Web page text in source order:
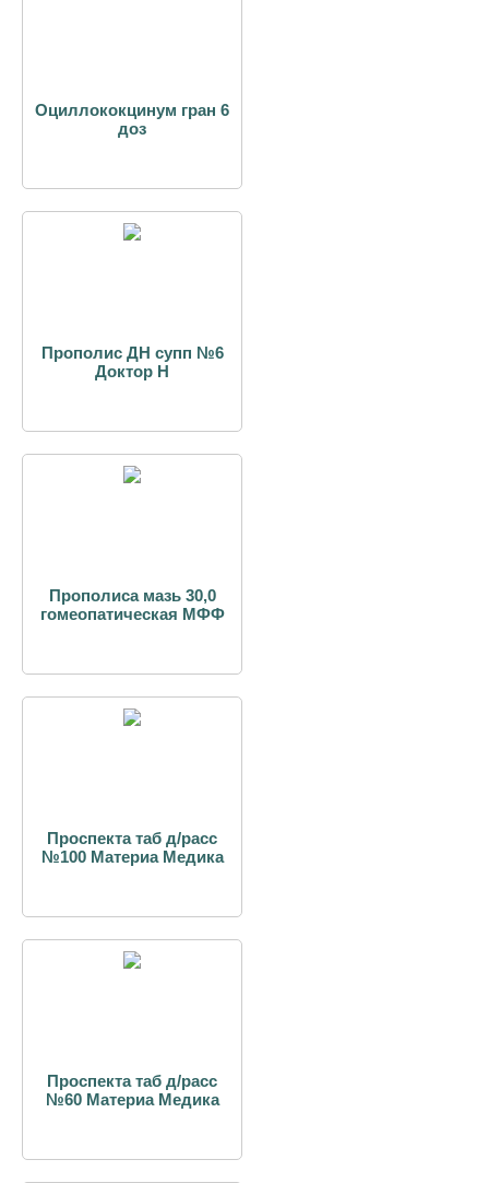
Оциллококцинум гран 6
доз
Прополис ДН супп №6
Доктор Н
Прополиса мазь 30,0
гомеопатическая МФФ
Проспекта таб д/расс
№100 Материа Медика
Проспекта таб д/расс
№60 Материа Медика